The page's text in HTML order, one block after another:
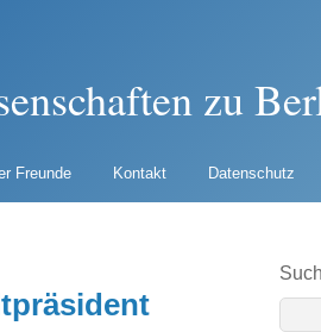
zu
Freunde Kontakt Datenschutz